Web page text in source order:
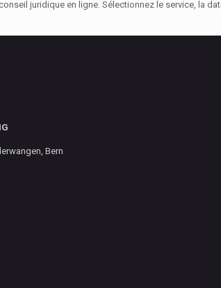
juridique en ligne. Sélectionnez le service, la
Bern